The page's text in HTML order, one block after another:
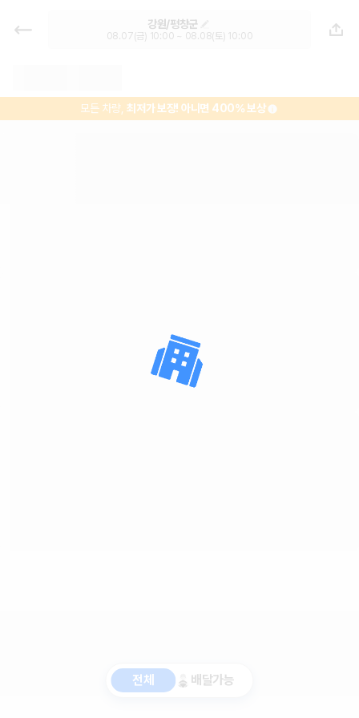
평창역 렌트카 - 강원 렌터카 가격비
교, 최저가 보장 1위 카모아
강원/평창군
08.07(금) 10:00 ~ 08.08(토) 10:00
모든 차량,최저가 보장! 아니면 400% 보상
전체 배달가능